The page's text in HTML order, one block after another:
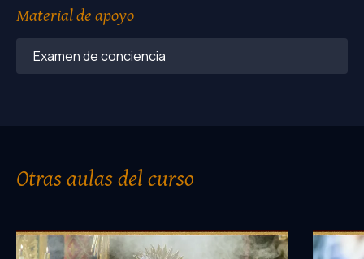
Material de apoyo
Examen de conciencia
Otras aulas del curso